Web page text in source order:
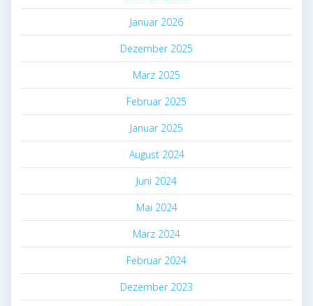
Januar 2026
Dezember 2025
März 2025
Februar 2025
Januar 2025
August 2024
Juni 2024
Mai 2024
März 2024
Februar 2024
Dezember 2023